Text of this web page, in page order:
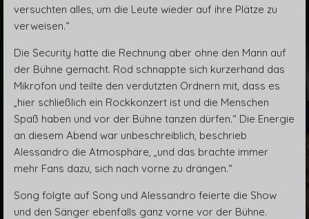
versuchten alles, um die Leute wieder auf ihre Plätze zu
verweisen.“
Die Security hatte die Rechnung aber ohne den Mann auf
der Bühne gemacht. Rod schnappte sich kurzerhand das
Mikrofon und teilte den verdutzten Ordnern mit, dass es
„hier schließlich ein Rockkonzert ist und die Menschen
Spaß haben und vor der Bühne tanzen dürfen.“ Die Energie
an diesem Abend war unbeschreiblich, beschrieb
Alessandro die Atmosphäre, „und das brachte immer
mehr Fans dazu, sich nach vorne zu drängen.“
Song folgte auf Song und Alessandro feierte die Show
und den Sänger ebenfalls ganz vorne vor der Bühne.